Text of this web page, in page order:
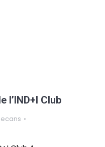
l’IND+I Club